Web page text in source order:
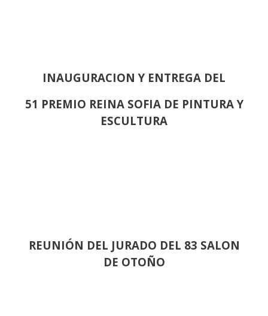
INAUGURACION Y ENTREGA DEL
51 PREMIO REINA SOFIA DE PINTURA Y
ESCULTURA
REUNIÓN DEL JURADO DEL 83 SALON
DE OTOÑO